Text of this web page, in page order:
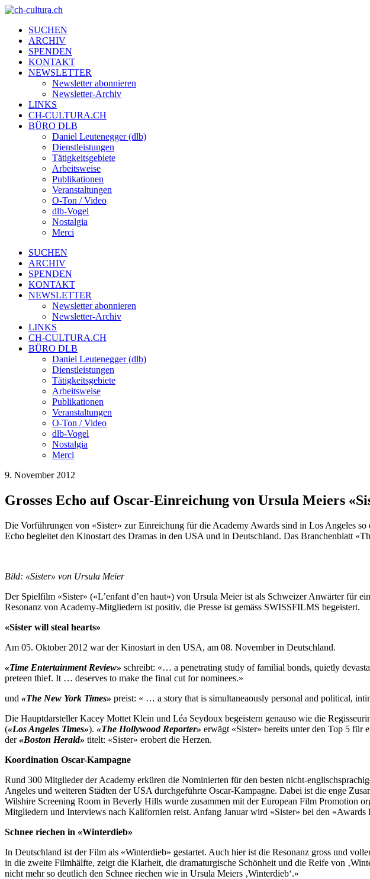
SUCHEN
ARCHIV
SPENDEN
KONTAKT
NEWSLETTER
Newsletter abonnieren
Newsletter-Archiv
LINKS
CH-CULTURA.CH
BÜRO DLB
Daniel Leutenegger (dlb)
Dienstleistungen
Tätigkeitsgebiete
Arbeitsweise
Publikationen
Veranstaltungen
O-Ton / Video
dlb-Vogel
Nostalgia
Merci
SUCHEN
ARCHIV
SPENDEN
KONTAKT
NEWSLETTER
Newsletter abonnieren
Newsletter-Archiv
LINKS
CH-CULTURA.CH
BÜRO DLB
Daniel Leutenegger (dlb)
Dienstleistungen
Tätigkeitsgebiete
Arbeitsweise
Publikationen
Veranstaltungen
O-Ton / Video
dlb-Vogel
Nostalgia
Merci
9. November 2012
Grosses Echo auf Oscar-Einreichung von Ursula Meiers
Die Vorführungen von «Sister» zur Einreichung für die Academy Awards sind in Los Angeles
Echo begleitet den Kinostart des Dramas in den USA und in Deutschland. Das Branchenblatt
Bild: «Sister» von Ursula Meier
Der Spielfilm «Sister» («L’enfant d’en haut») von Ursula Meier ist als Schweizer Anwärter für
Resonanz von Academy-Mitgliedern ist positiv, die Presse ist gemäss SWISSFILMS begeistert.
«Sister will steal hearts»
Am 05. Oktober 2012 war der Kinostart in den USA, am 08. November in Deutschland.
«Time Entertainment Review» schreibt: «… a penetrating study of familial bonds, quietly
preteen thief. It … deserves to make the final cut for nominees.»
und «The New York Times» preist: « … a story that is simultaneaously personal and political,
Die Hauptdarsteller Kacey Mottet Klein und Léa Seydoux begeistern genauso wie die
(«Los Angeles Times»). «The Hollywood Reporter» erwägt «Sister» bereits unter den Top 5 für
der«Boston Herald» titelt: «Sister» erobert die Herzen.
Koordination Oscar-Kampagne
Rund 300 Mitglieder der Academy erküren die Nominierten für den besten nicht-
Angeles und weiteren Städten der USA durchgeführte Oscar-Kampagne. Dabei ist die enge
Wilshire Screening Room in Beverly Hills wurde zusammen mit der European Film Promotion
Mitgliedern und Interviews nach Kalifornien reist. Anfang Januar wird «Sister» bei den
Schnee riechen in «Winterdieb»
In Deutschland ist der Film als «Winterdieb» gestartet. Auch hier ist die Resonanz gross und
in die zweite Filmhälfte, zeigt die Klarheit, die dramaturgische Schönheit und die Reife von
nicht mehr so deutlich den Schnee riechen wie in Ursula Meiers ‚Winterdieb‘.»